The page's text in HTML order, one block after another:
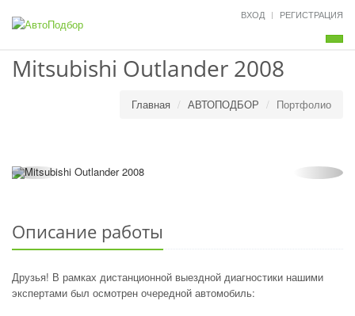
ВХОД РЕГИСТРАЦИЯ
Mitsubishi Outlander 2008
Главная АВТОПОДБОР Портфолио
Описание работы
Друзья! В рамках дистанционной выездной диагностики нашими
экспертами был осмотрен очередной автомобиль: